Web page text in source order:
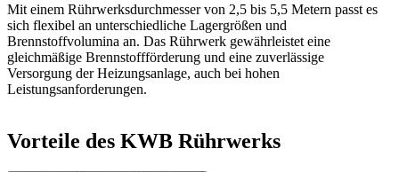
Mit einem Rührwerksdurchmesser von 2,5 bis 5,5 Metern passt es
sich flexibel an unterschiedliche Lagergrößen und
Brennstoffvolumina an. Das Rührwerk gewährleistet eine
gleichmäßige Brennstoffförderung und eine zuverlässige
Versorgung der Heizungsanlage, auch bei hohen
Leistungsanforderungen.
Vorteile des KWB Rührwerks